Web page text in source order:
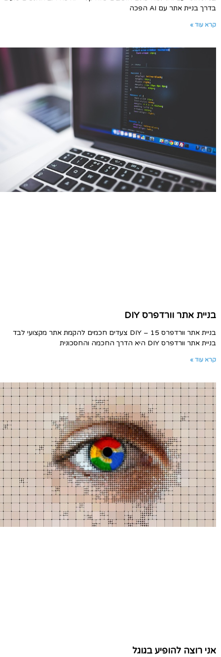
בדרך בניית אתר עם AI הפכה
קרא עוד »
בניית אתר וורדפרס DIY
בניית אתר וורדפרס DIY – 15 צעדים חכמים להקמת אתר מקצועי לבד
בניית אתר וורדפרס DIY היא הדרך החכמה והחסכונית
קרא עוד »
אני רוצה להופיע בגוגל